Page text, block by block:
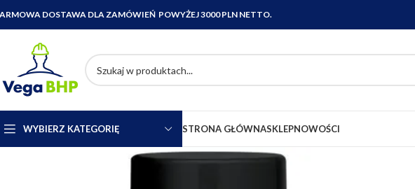
DOSTAWA DLA ZAMÓWIEŃ POWYŻEJ 3000 PLN NETTO.
WYBIERZ KATEGORIĘ STRONA GŁÓWNASKLEPNOWOŚCI